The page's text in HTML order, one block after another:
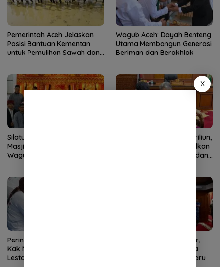
Pemerintah Aceh Jelaskan
Posisi Bantuan Kementan
untuk Pemulihan Sawah dan
Wagub Aceh: Dayah Benteng
Utama Membangun Generasi
Beriman dan Berakhlak
Silaturahmi Bersama Imam
Masjid Raya Baiturrahman,
Wagub Aceh Perkuat Sinergi
Kementan Siapkan 2,5 Triliun,
Pesan Mualem: Maksimalkan
untuk Pemulihan Sawah dan
Peringati Hari Anak Nasional,
Kak Na Ajak Anak Aceh
Lestarikan Permainan
Transisi Darurat Berakhir,
Mualem dan Forkopimda
Akan Tetapkan Status Baru
X